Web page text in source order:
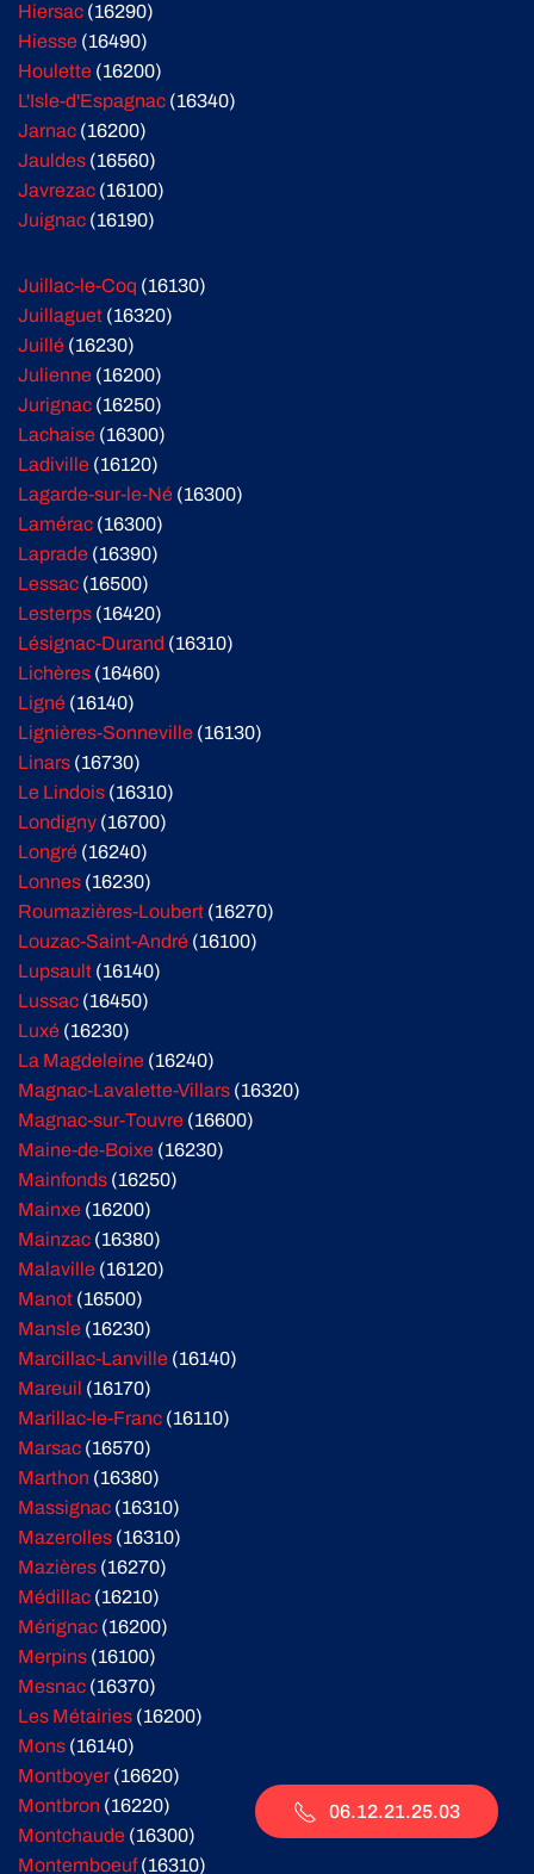
Hiersac (16290)
Hiesse (16490)
Houlette (16200)
L'Isle-d'Espagnac (16340)
Jarnac (16200)
Jauldes (16560)
Javrezac (16100)
Juignac (16190)
Juillac-le-Coq (16130)
Juillaguet (16320)
Juillé (16230)
Julienne (16200)
Jurignac (16250)
Lachaise (16300)
Ladiville (16120)
Lagarde-sur-le-Né (16300)
Lamérac (16300)
Laprade (16390)
Lessac (16500)
Lesterps (16420)
Lésignac-Durand (16310)
Lichères (16460)
Ligné (16140)
Lignières-Sonneville (16130)
Linars (16730)
Le Lindois (16310)
Londigny (16700)
Longré (16240)
Lonnes (16230)
Roumazières-Loubert (16270)
Louzac-Saint-André (16100)
Lupsault (16140)
Lussac (16450)
Luxé (16230)
La Magdeleine (16240)
Magnac-Lavalette-Villars (16320)
Magnac-sur-Touvre (16600)
Maine-de-Boixe (16230)
Mainfonds (16250)
Mainxe (16200)
Mainzac (16380)
Malaville (16120)
Manot (16500)
Mansle (16230)
Marcillac-Lanville (16140)
Mareuil (16170)
Marillac-le-Franc (16110)
Marsac (16570)
Marthon (16380)
Massignac (16310)
Mazerolles (16310)
Mazières (16270)
Médillac (16210)
Mérignac (16200)
Merpins (16100)
Mesnac (16370)
Les Métairies (16200)
Mons (16140)
Montboyer(16620)
Montbron (16220)
Montchaude (16300)
Montemboeuf(16310)
06.12.21.25.03